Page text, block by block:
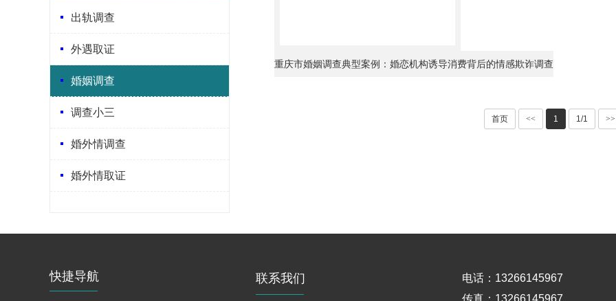
出轨调查
外遇取证
婚姻调查
调查小三
婚外情调查
婚外情取证
重庆市婚姻调查典型案例：婚恋机构诱导消费背后的情感欺诈调查
首页 << 1 1/1 >>
快捷导航 联系我们
电话：13266145967
传真：13266145967